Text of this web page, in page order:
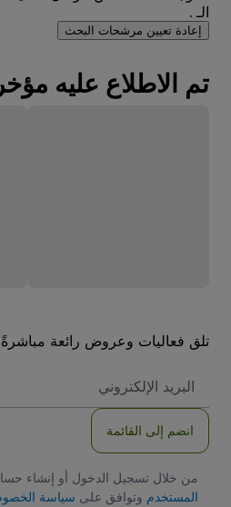
الـ .
إعادة تعيين مرشحات البحث
تم الاطلاع عليه مؤخراً
تلق فعاليات وعروض رائعة مباشرةً
الاكتروني
انضم إلى القائمة
من خلال تسجيل الدخول أو إنشاء
المستخدم وتوافق على سياسة